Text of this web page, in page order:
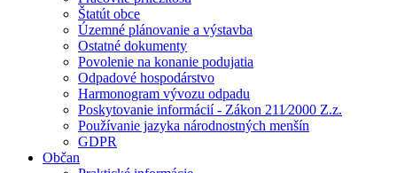
Štatút obce
Územné plánovanie a výstavba
Ostatné dokumenty
Povolenie na konanie podujatia
Odpadové hospodárstvo
Harmonogram vývozu odpadu
Poskytovanie informácií - Zákon 211⁄2000 Z.z.
Používanie jazyka národnostných menšín
GDPR
Občan